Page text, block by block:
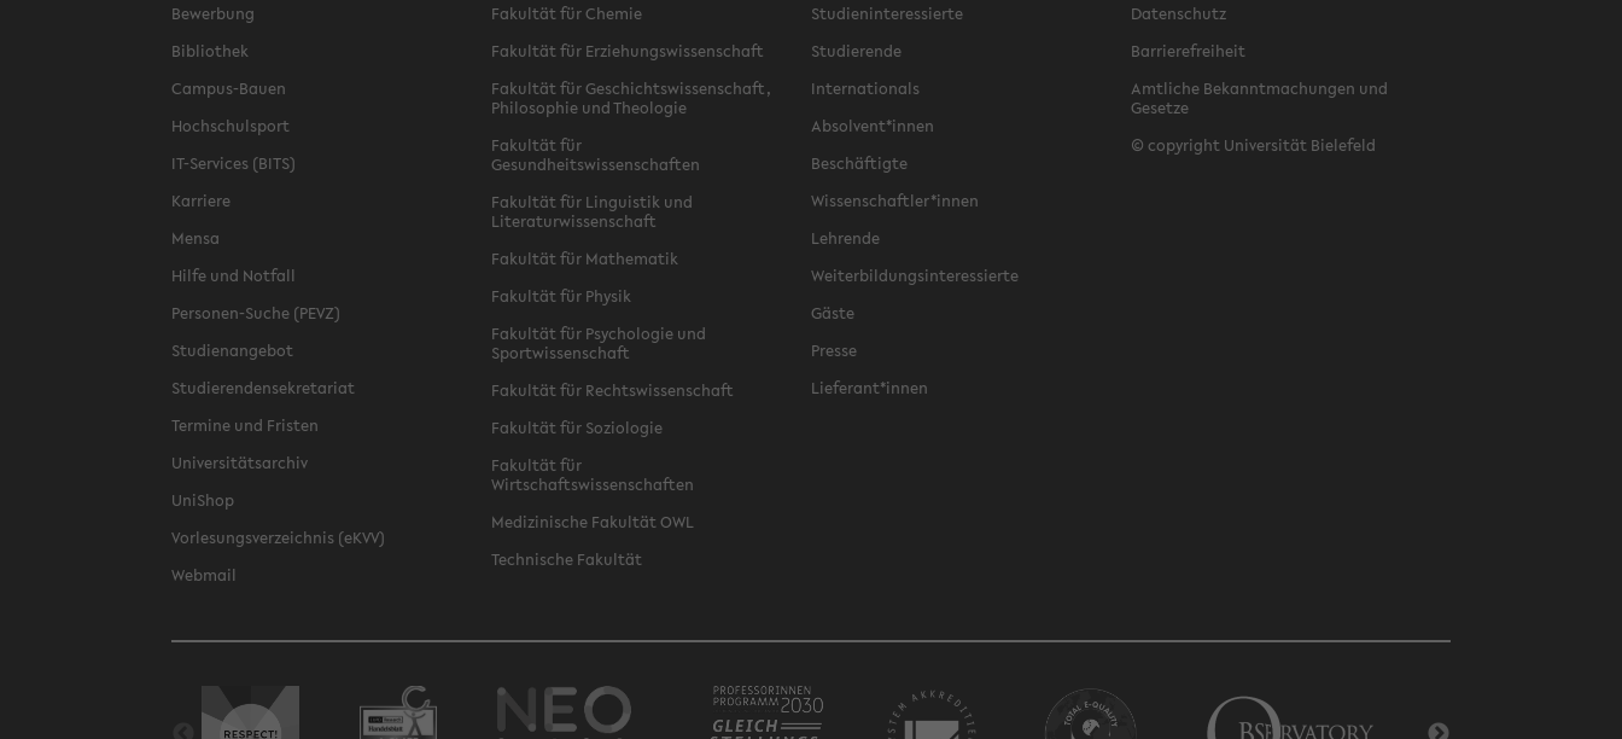
Bewerbung
Bibliothek
Campus-Bauen
Hochschulsport
IT-Services (BITS)
Karriere
Mensa
Hilfe und Notfall
Personen-Suche (PEVZ)
Studienangebot
Studierendensekretariat
Termine und Fristen
Universitätsarchiv
UniShop
Vorlesungsverzeichnis (eKVV)
Webmail
Fakultät für Chemie
Fakultät für Erziehungswissenschaft
Fakultät für Geschichtswissenschaft,
Philosophie und Theologie
Fakultät für
Gesundheitswissenschaften
Fakultät für Linguistik und
Literaturwissenschaft
Fakultät für Mathematik
Fakultät für Physik
Fakultät für Psychologie und
Sportwissenschaft
Fakultät für Rechtswissenschaft
Fakultät für Soziologie
Fakultät für
Wirtschaftswissenschaften
Medizinische Fakultät OWL
Technische Fakultät
Studieninteressierte
Studierende
Internationals
Absolvent*innen
Beschäftigte
Wissenschaftler*innen
Lehrende
Weiterbildungsinteressierte
Gäste
Presse
Lieferant*innen
Datenschutz
Barrierefreiheit
Amtliche Bekanntmachungen und
Gesetze
© copyright Universität Bielefeld